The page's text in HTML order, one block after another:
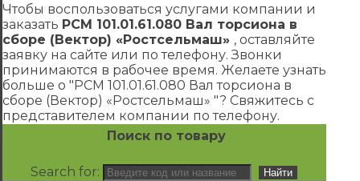
Чтобы воспользоваться услугами компании и
заказать РСМ 101.01.61.080 Вал торсиона в
сборе (Вектор) «Ростсельмаш» , оставляйте
заявку на сайте или по телефону. Звонки
принимаются в рабочее время. Желаете узнать
больше о "РСМ 101.01.61.080 Вал торсиона в
сборе (Вектор) «Ростсельмаш» "? Свяжитесь с
представителем компании по телефону.
Поиск по товару
Search for: